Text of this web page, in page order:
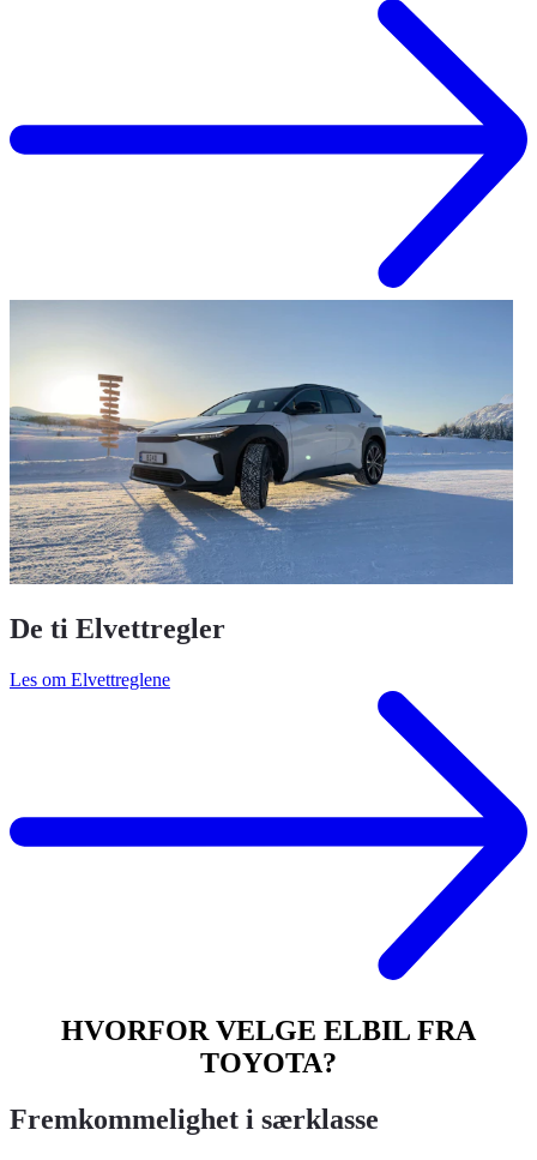
De ti Elvettregler
Les om Elvettreglene
HVORFOR VELGE ELBIL FRA
TOYOTA?
Fremkommelighet i særklasse